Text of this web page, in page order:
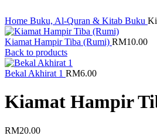
Home Buku, Al-Quran & Kitab Buku
Kiamat Hampir Tiba (Rumi) RM10.00
Back to products
Bekal Akhirat 1 RM6.00
Kiamat Hampir
RM20.00